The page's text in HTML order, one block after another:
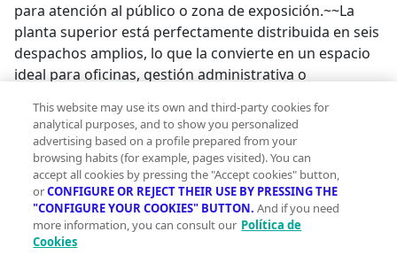
para atención al público o zona de exposición.~~La
planta superior está perfectamente distribuida en seis
despachos amplios, lo que la convierte en un espacio
ideal para oficinas, gestión administrativa o
con plato de ducha, aportando comodidad adicional
para el día a día laboral. Desde esta planta se accede al
tejado mediante una trampilla, facilitando tareas de
mantenimiento o instalaciones técnicas.~~Uno de los
grandes valores añadidos de esta nave es su práctica
trampilla de gran tamaño que conecta ambas plantas,
diseñada para el transporte de mercancía mediante
This website may use its own and third-party cookies for
analytical purposes, and to show you personalized
advertising based on a profile prepared from your
browsing habits (for example, pages visited). You can
accept all cookies by pressing the "Accept cookies" button,
orCONFIGURE OR REJECT THEIR USE BY PRESSING THE
"CONFIGURE YOUR COOKIES" BUTTON. And if you need
more information, you can consult our Política de
Cookies